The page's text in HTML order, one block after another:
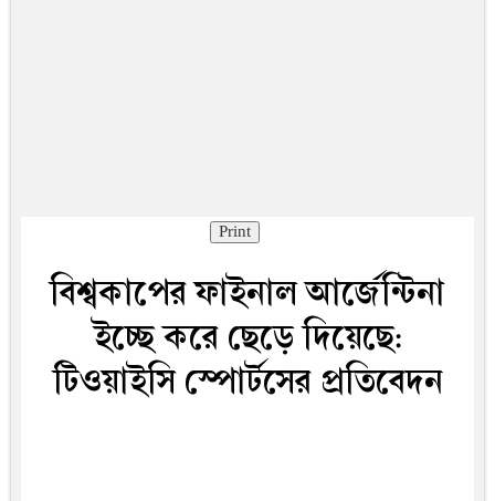
Print
বিশ্বকা‌পের ফাইনা‌ল আর্জেন্টিনা
ইচ্ছে করে ছেড়ে দিয়েছে:
টিওয়াইসি স্পোর্টসের প্রতিবেদন